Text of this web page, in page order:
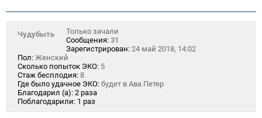
е
Чудубыть
Только зачали
Сообщения: 31
Зарегистрирован: 24 май 2018, 14:02
Пол: Женский
Сколько попыток ЭКО: 5
Стаж бесплодия: 8
Где было удачное ЭКО: будет в Ава Петер
Благодарил (а): 2 раза
Поблагодарили: 1 раз